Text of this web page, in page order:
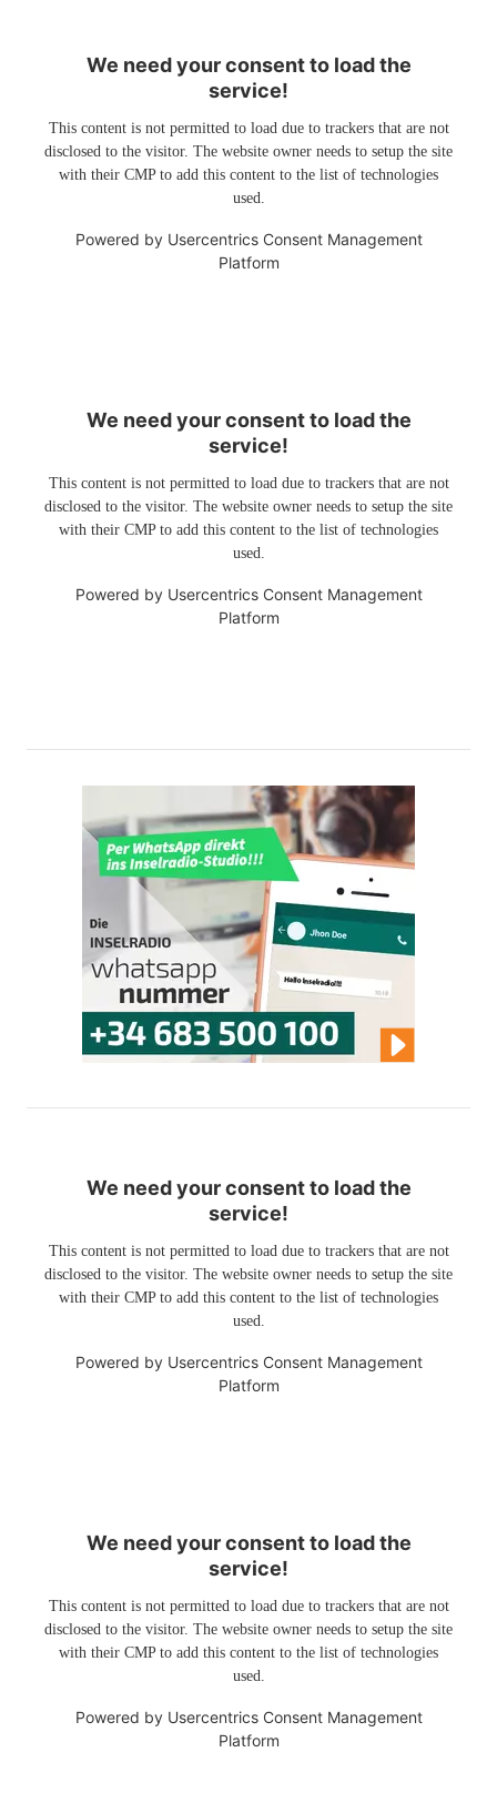
We need your consent to load the
service!
This content is not permitted to load due to trackers that are not
disclosed to the visitor. The website owner needs to setup the site
with their CMP to add this content to the list of technologies
used.
Powered by Usercentrics Consent Management
Platform
We need your consent to load the
service!
This content is not permitted to load due to trackers that are not
disclosed to the visitor. The website owner needs to setup the site
with their CMP to add this content to the list of technologies
used.
Powered by Usercentrics Consent Management
Platform
We need your consent to load the
service!
This content is not permitted to load due to trackers that are not
disclosed to the visitor. The website owner needs to setup the site
with their CMP to add this content to the list of technologies
used.
Powered by Usercentrics Consent Management
Platform
We need your consent to load the
service!
This content is not permitted to load due to trackers that are not
disclosed to the visitor. The website owner needs to setup the site
with their CMP to add this content to the list of technologies
used.
Powered by Usercentrics Consent Management
Platform